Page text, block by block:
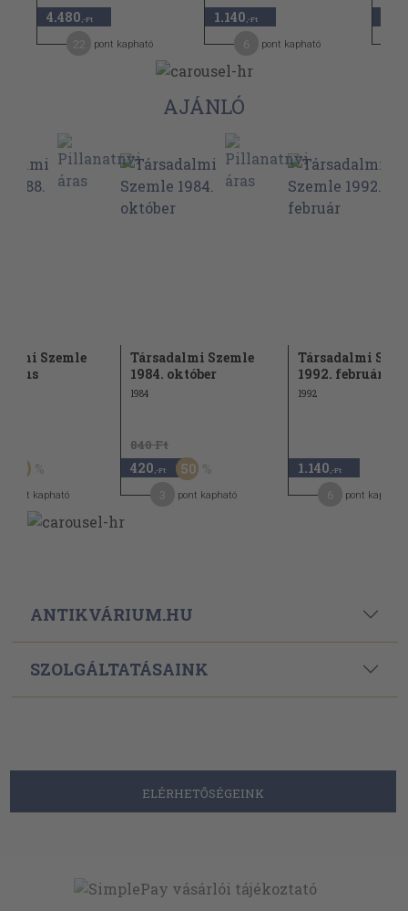
4.480 ,-Ft
pont kapható
1.140 ,-Ft
pont kapható
AJÁNLÓ
Szemle
50
pont kapható
Társadalmi Szemle
1984. október
1984
840 Ft
420 ,-Ft 50
pont kapható
Társadalmi
1992. február
1992
1.140 ,-Ft
pont kapható
ANTIKVÁRIUM.HU
SZOLGÁLTATÁSAINK
ELÉRHETŐSÉGEINK